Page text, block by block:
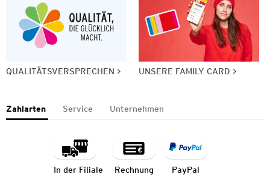
QUALITÄTSVERSPRECHEN UNSERE FAMILY CARD
Zahlarten Service Unternehmen
In der Filiale Rechnung PayPal